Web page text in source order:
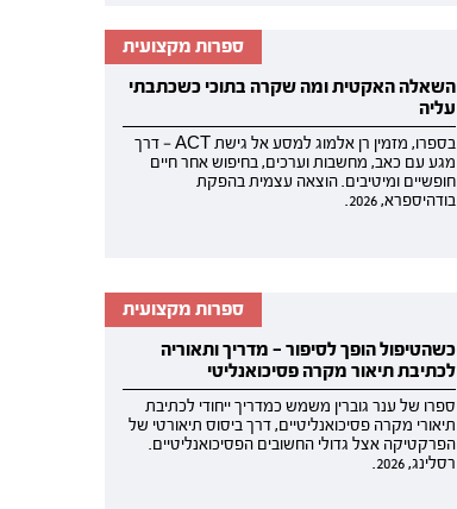
ספרות מקצועית
השאלה האקטית ומה שקרה בתוכי כשכתבתי
עליה
בספרו, מזמין רן אלמוג למסע אל גישת ACT — דרך
מגע עם כאב, מחשבות וערכים, בחיפוש אחר חיים
חופשיים ומיטיבים. הוצאה עצמית בהפקת
בודהיספרא, 2026.
ספרות מקצועית
כשהטיפול הופך לסיפור — מדריך ותאוריה
לכתיבת תיאור מקרה פסיכואנליטי
ספרו של ענר גוברין משמש כמדריך ייחודי לכתיבת
תיאורי מקרה פסיכואנליטיים, דרך ביסוס תיאורטי של
הפרקטיקה אצל גדולי החשובים הפסיכואנליטיים.
רסלינג, 2026.